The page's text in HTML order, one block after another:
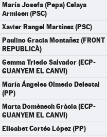
María Josefa (Pepa) Celaya
Armisen (PSC)
Xavier Rangel Martínez (PSC)
Paulino Gracia Montañez (FRONT
REPUBLICÀ)
Gemma Triedo Salvador (ECP-
GUANYEM EL CANVI)
María Ángeles Olmedo Delestal
(PP)
Marta Domènech Gràcia (ECP-
GUANYEM EL CANVI)
Elisabet Cortés López (PP)